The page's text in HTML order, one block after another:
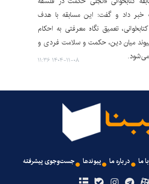
خبر داد و گفت: این مسابقه با هدف
تعمیق نگاه معرفتی به احکام
میان دین، حکمت و سلامت فردی و
می‌شود.
۱۴۰۴-۱۱-۰۸ ۱۱:۳۶
ما درباره ما پیوندها جست‌وجوی پیشرفته